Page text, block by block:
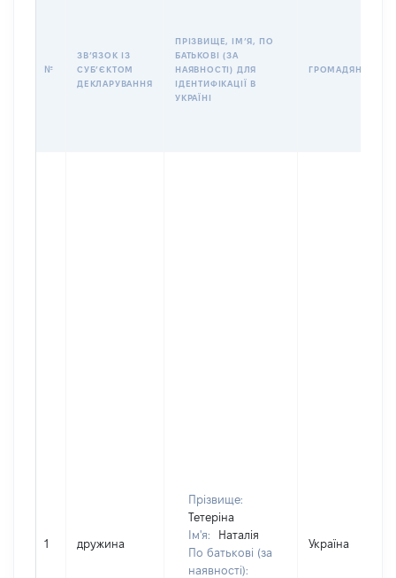
№
ЗВʼЯЗОК ІЗ
СУБʼЄКТОМ
ДЕКЛАРУВАННЯ
ПРІЗВИЩЕ, ІМʼЯ, ПО
БАТЬКОВІ (ЗА
НАЯВНОСТІ) ДЛЯ
ІДЕНТИФІКАЦІЇ В
УКРАЇНІ
ГРОМАДЯНСТВО
1 дружина
Прізвище:
Тетеріна
Ім'я:
Наталія
По батькові (за
наявності):
Україна